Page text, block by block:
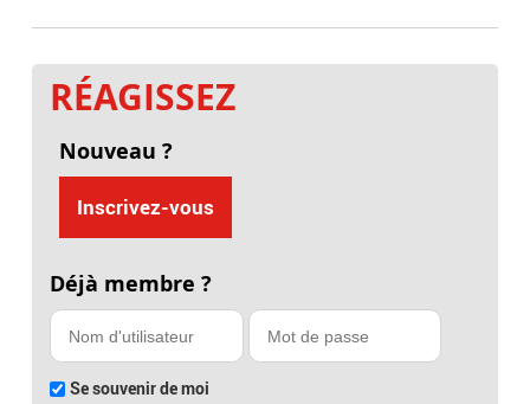
RÉAGISSEZ
Nouveau ?
Inscrivez-vous
Déjà membre ?
Se souvenir de moi